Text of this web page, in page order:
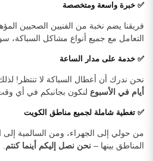
✅ خبرة واسعة ومتخصصة
فريقنا يضم نخبة من الفنيين الصحيين
التعامل مع جميع أنواع مشاكل السباكة،
✅ خدمة على مدار الساعة
نحن ندرك أن أعطال السباكة لا تنتظر!
أيام في الأسبوع لنكون بجانبكم في أي وقت
✅ تغطية شاملة لجميع مناطق الكويت
من حولي إلى الجهراء، ومن السالمية إلى
المناطق بينها – نحن نصل إليكم أينما كنتم